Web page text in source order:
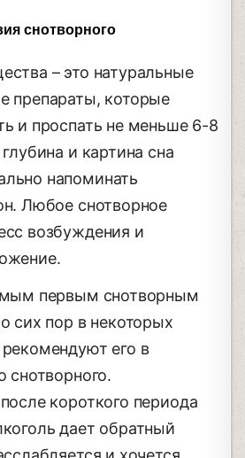
снотворного
– это натуральные
препараты, которые
и проспать не меньше 6-8
и картина сна
напоминать
Любое снотворное
возбуждения и
первым снотворным
сих пор в некоторых
его в
снотворного.
короткого периода
дает обратный